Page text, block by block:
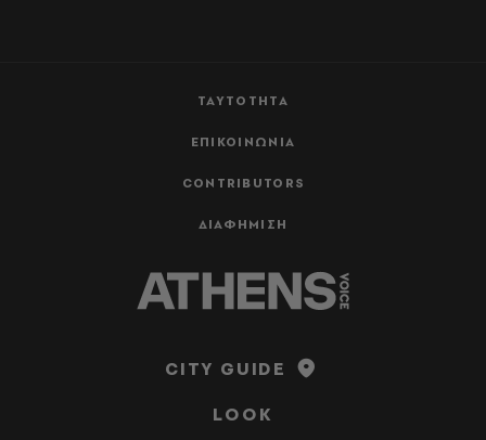
ΤΑΥΤΟΤΗΤΑ
ΕΠΙΚΟΙΝΩΝΙΑ
CONTRIBUTORS
ΔΙΑΦΗΜΙΣΗ
CITY GUIDE
LOOK